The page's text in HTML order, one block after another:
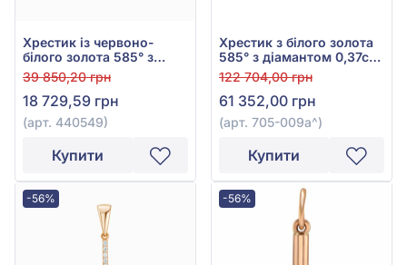
Хрестик із червоно-
білого золота 585° з
фіанітом, арт. 440549
39 850,20 грн
18 729,59 грн
(арт. 440549)
Купити
Хрестик з білого золота
585° з діамантом 0,37ct,
арт. 705-009а
122 704,00 грн
61 352,00 грн
(арт. 705-009а^)
Купити
-56% -56%